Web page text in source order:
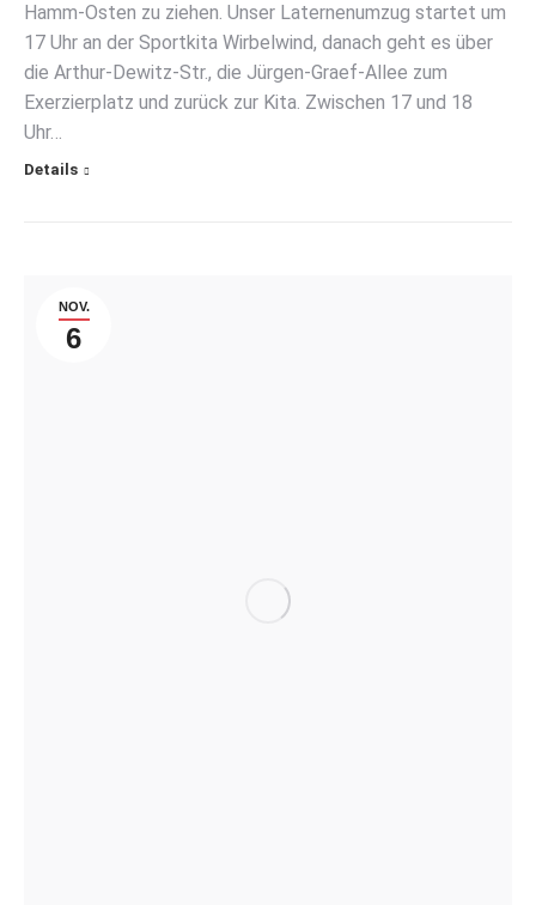
Hamm-Osten zu ziehen. Unser Laternenumzug startet um
17 Uhr an der Sportkita Wirbelwind, danach geht es über
die Arthur-Dewitz-Str., die Jürgen-Graef-Allee zum
Exerzierplatz und zurück zur Kita. Zwischen 17 und 18
Uhr…
Details
NOV.
6